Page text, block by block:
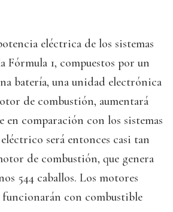
eléctrica de los sistemas
Fórmula 1, compuestos por un
batería, una unidad electrónica
de combustión, aumentará
en comparación con los sistemas
será entonces casi tan
de combustión, que genera
544 caballos. Los motores
con combustible